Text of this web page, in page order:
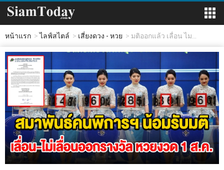
หน้าแรก ไลฟ์สไตล์ เสี่ยงดวง - หวย มติออกแล้ว เลื่อน ไม...